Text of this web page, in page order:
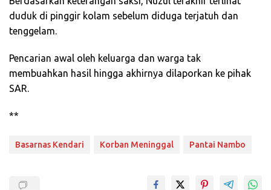
duduk di pinggir kolam sebelum diduga terjatuh dan
tenggelam.
Pencarian awal oleh keluarga dan warga tak
membuahkan hasil hingga akhirnya dilaporkan ke pihak
SAR.
**
Basarnas Kendari Korban Meninggal Pantai Nambo